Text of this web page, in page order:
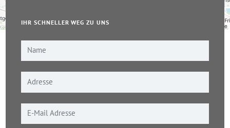
© OpenStreetMap-Mitwirkende
IHR SCHNELLER WEG ZU UNS